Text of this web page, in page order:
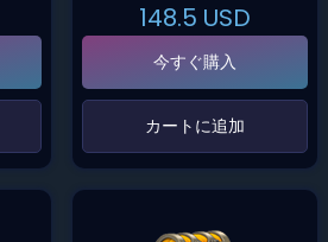
148.5 USD
今すぐ購入
‌カートに追加‌